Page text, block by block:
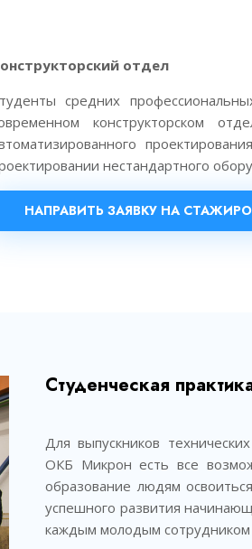
отдел
средних
конструкторском
нестандартного
НАПРАВИТЬ ЗАЯВКУ НА
Студенческая
Для выпускников
ОКБ Микрон есть все
образование людям
успешного развития
каждым молодым сотрудником